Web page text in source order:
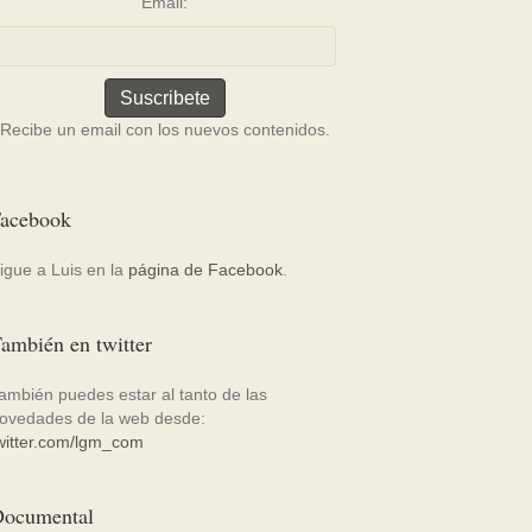
Recibe un email con los nuevos contenidos.
a Luis en la página de Facebook
en twitter
puedes estar al tanto de las
de la web desde:
lgm_com